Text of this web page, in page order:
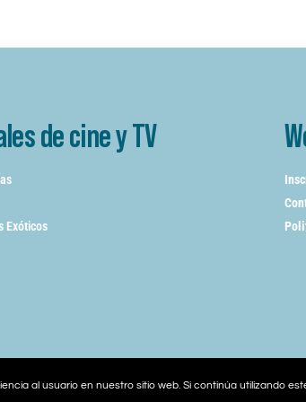
de cine y TV
Exóticos
al usuario en nuestro sitio web. Si continúa utilizando